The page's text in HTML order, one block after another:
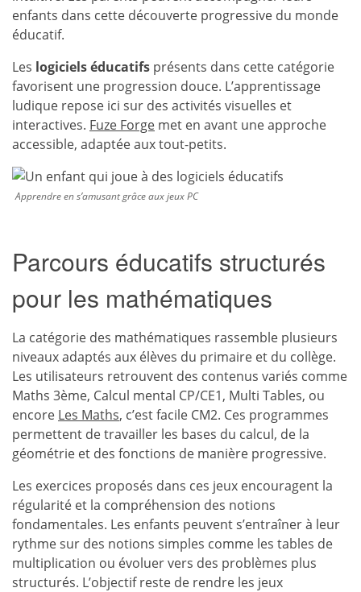
enfants dans cette découverte progressive du monde
éducatif.
Les logiciels éducatifs présents dans cette catégorie
favorisent une progression douce. L’apprentissage
ludique repose ici sur des activités visuelles et
interactives. Fuze Forge met en avant une approche
accessible, adaptée aux tout-petits.
Apprendre en s’amusant grâce aux jeux PC
Parcours éducatifs structurés
pour les mathématiques
La catégorie des mathématiques rassemble plusieurs
niveaux adaptés aux élèves du primaire et du collège.
Les utilisateurs retrouvent des contenus variés comme
Maths 3ème, Calcul mental CP/CE1, Multi Tables, ou
encore Les Maths, c’est facile CM2. Ces programmes
permettent de travailler les bases du calcul, de la
géométrie et des fonctions de manière progressive.
Les exercices proposés dans ces jeux encouragent la
régularité et la compréhension des notions
fondamentales. Les enfants peuvent s’entraîner à leur
rythme sur des notions simples comme les tables de
multiplication ou évoluer vers des problèmes plus
structurés. L’objectif reste de rendre les jeux